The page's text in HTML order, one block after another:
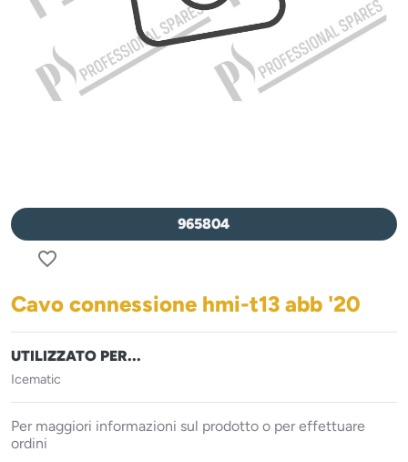
965804
favorite_border
Cavo connessione hmi-t13 abb '20
UTILIZZATO PER...
Icematic
Per maggiori informazioni sul prodotto o per effettuare
ordini